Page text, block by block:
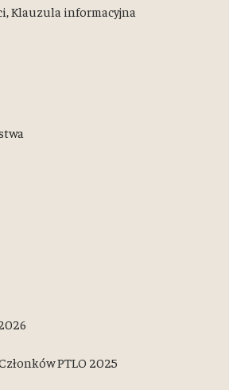
Klauzula informacyjna
PTLO 2025